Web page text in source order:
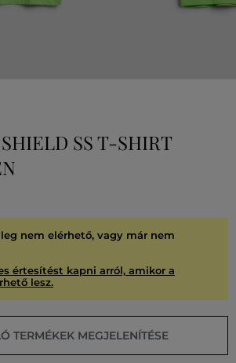
SS T-SHIRT
nem elérhető, vagy már nem
értesítést kapni arról, amikor a
lesz.
TERMÉKEK MEGJELENÍTÉSE